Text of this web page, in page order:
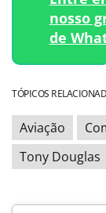
nosso
de
TÓPICOS
Aviação
Tony Douglas